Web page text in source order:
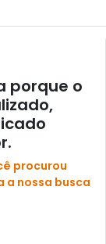
porque o
procurou
a nossa busca